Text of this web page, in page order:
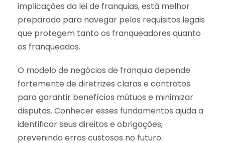
implicações da lei de franquias, está melhor
preparado para navegar pelos requisitos legais
que protegem tanto os franqueadores quanto
os franqueados.
O modelo de negócios de franquia depende
fortemente de diretrizes claras e contratos
para garantir benefícios mútuos e minimizar
disputas. Conhecer esses fundamentos ajuda a
identificar seus direitos e obrigações,
prevenindo erros custosos no futuro.